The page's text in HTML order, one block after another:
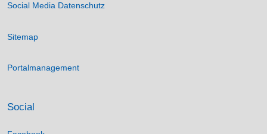
Social Media Datenschutz
Sitemap
Portalmanagement
Social